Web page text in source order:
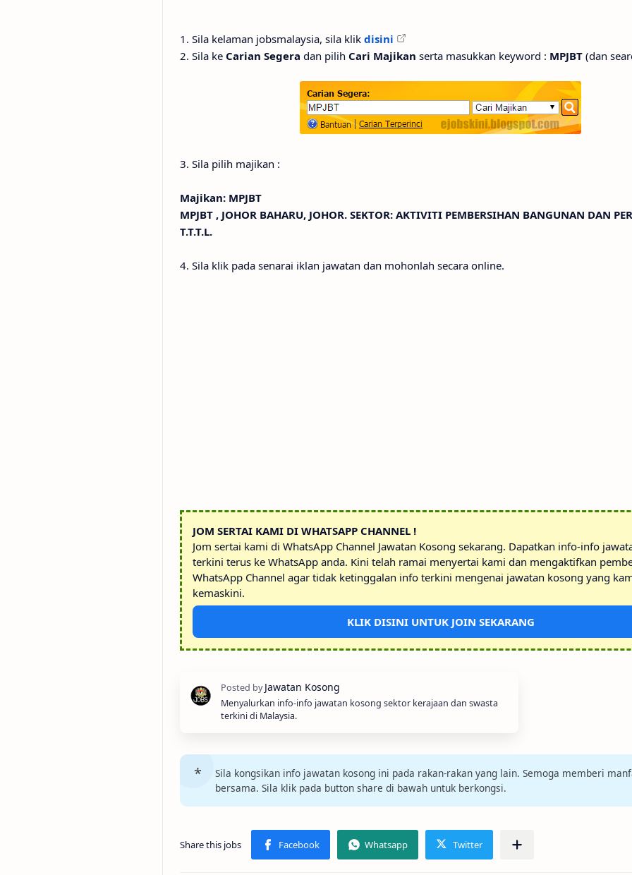
1. Sila kelaman jobsmalaysia, sila klik disini
2. Sila ke Carian Segera dan pilih Cari Majikan serta masukkan keyword : MPJBT (dan
3. Sila pilih majikan :
Majikan: MPJBT
MPJBT , JOHOR BAHARU, JOHOR. SEKTOR: AKTIVITI PEMBERSIHAN BANGUNAN DAN
T.T.T.L.
4. Sila klik pada senarai iklan jawatan dan mohonlah secara online.
JOM SERTAI KAMI DI WHATSAPP CHANNEL !
Jom sertai kami di WhatsApp Channel Jawatan Kosong sekarang. Dapatkan info-info
terkini terus ke WhatsApp anda. Kini telah ramai menyertai kami dan mengaktifkan
WhatsApp Channel agar tidak ketinggalan info terkini mengenai jawatan kosong yang
kemaskini.
KLIK DISINI UNTUK JOIN SEKARANG
Menyalurkan info-info jawatan kosong sektor kerajaan dan swasta
terkini di Malaysia.
Sila kongsikan info jawatan kosong ini pada rakan-rakan yang lain. Semoga memberi
bersama. Sila klik pada button share di bawah untuk berkongsi.